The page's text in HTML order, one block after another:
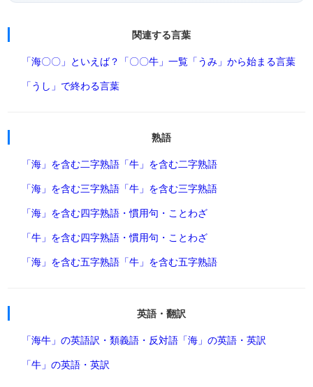
関連する言葉
「海〇〇」といえば？ 「〇〇牛」一覧 「うみ」から始まる言葉
「うし」で終わる言葉
熟語
「海」を含む二字熟語 「牛」を含む二字熟語
「海」を含む三字熟語 「牛」を含む三字熟語
「海」を含む四字熟語・慣用句・ことわざ
「牛」を含む四字熟語・慣用句・ことわざ
「海」を含む五字熟語 「牛」を含む五字熟語
英語・翻訳
「海牛」の英語訳・類義語・反対語 「海」の英語・英訳
「牛」の英語・英訳